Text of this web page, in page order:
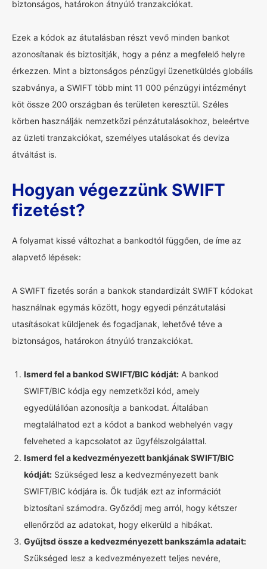
biztonságos, határokon átnyúló tranzakciókat.
Ezek a kódok az átutalásban részt vevő minden bankot
azonosítanak és biztosítják, hogy a pénz a megfelelő helyre
érkezzen. Mint a biztonságos pénzügyi üzenetküldés globális
szabványa, a SWIFT több mint 11 000 pénzügyi intézményt
köt össze 200 országban és területen keresztül. Széles
körben használják nemzetközi pénzátutalásokhoz, beleértve
az üzleti tranzakciókat, személyes utalásokat és deviza
átváltást is.
Hogyan végezzünk SWIFT
fizetést?
A folyamat kissé változhat a bankodtól függően, de íme az
alapvető lépések:
A SWIFT fizetés során a bankok standardizált SWIFT kódokat
használnak egymás között, hogy egyedi pénzátutalási
utasításokat küldjenek és fogadjanak, lehetővé téve a
biztonságos, határokon átnyúló tranzakciókat.
Ismerd fel a bankod SWIFT/BIC kódját: A bankod
SWIFT/BIC kódja egy nemzetközi kód, amely
egyedülállóan azonosítja a bankodat. Általában
megtalálhatod ezt a kódot a bankod webhelyén vagy
felveheted a kapcsolatot az ügyfélszolgálattal.
Ismerd fel a kedvezményezett bankjának SWIFT/BIC
kódját: Szükséged lesz a kedvezményezett bank
SWIFT/BIC kódjára is. Ők tudják ezt az információt
biztosítani számodra. Győződj meg arról, hogy kétszer
ellenőrzöd az adatokat, hogy elkerüld a hibákat.
Gyűjtsd össze a kedvezményezett bankszámla adatait:
Szükséged lesz a kedvezményezett teljes nevére,